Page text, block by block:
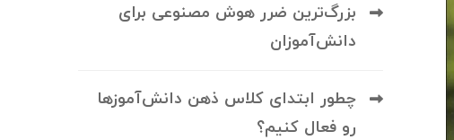
بزرگ‌ترین ضرر هوش مصنوعی برای
دانش‌آموزان
چطور ابتدای کلاس ذهن دانش‌آموزها
رو فعال کنیم؟